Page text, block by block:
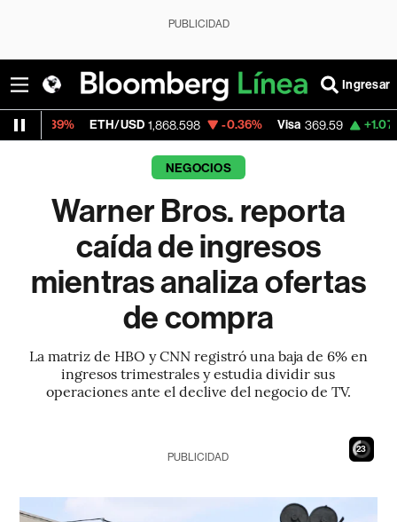
PUBLICIDAD
Ingresar
ETH/USD 1,868.598 -0.36% Visa 369.59 +1.07%
NEGOCIOS
Warner Bros. reporta
caída de ingresos
mientras analiza ofertas
de compra
La matriz de HBO y CNN registró una baja de 6% en
ingresos trimestrales y estudia dividir sus
operaciones ante el declive del negocio de TV.
21
PUBLICIDAD